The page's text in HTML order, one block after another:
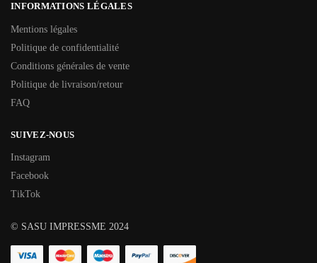
INFORMATIONS LÉGALES
Mentions légales
Politique de confidentialité
Conditions générales de vente
Politique de livraison/retour
FAQ
SUIVEZ-NOUS
Instagram
Facebook
TikTok
© SASU IMPRESSME 2024